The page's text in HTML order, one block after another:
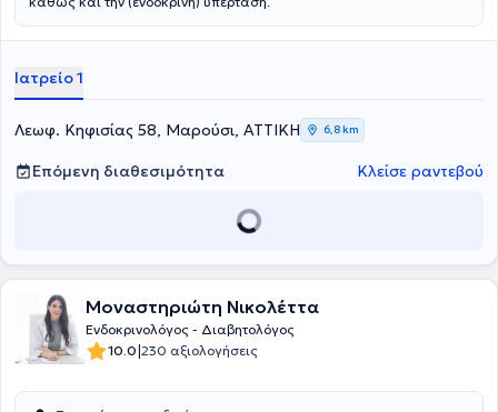
Ιατρείο 1
Λεωφ. Κηφισίας 58, Μαρούσι, ΑΤΤΙΚΗ 6,8 km
Επόμενη διαθεσιμότητα Κλείσε ραντεβού
Μοναστηριώτη Νικολέττα
Ενδοκρινολόγος - Διαβητολόγος
10.0|230 αξιολογήσεις